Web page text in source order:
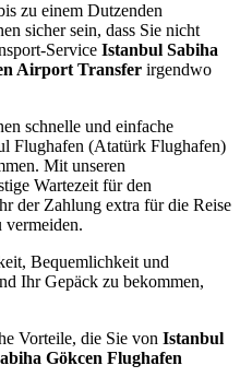
zu einem Dutzenden
sicher sein, dass Sie nicht
Service Istanbul Sabiha
Airport Transfer irgendwo
schnelle und einfache
Flughafen (Atatürk Flughafen)
Mit unseren
Wartezeit für den
der Zahlung extra für die Reise
vermeiden.
Bequemlichkeit und
Ihr Gepäck zu bekommen,
Vorteile, die Sie von Istanbul
Gökcen Flughafen